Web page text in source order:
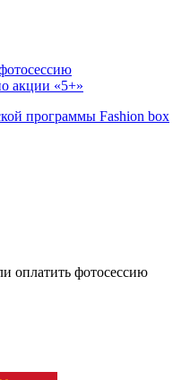
акции «5+»
программы Fashion box
оплатить фотосессию